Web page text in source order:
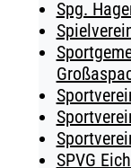
Spg.
SPVG